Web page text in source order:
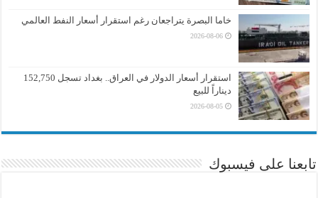
خاما البصرة يتراجعان رغم استقرار أسعار النفط العالمي
2026-08-06
استقرار أسعار الدولار في العراق.. بغداد تسجل 152,750
ديناراً للبيع
2026-08-05
تابعنا على فيسبوك